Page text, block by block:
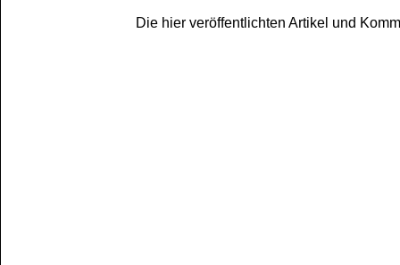
Die hier veröffentlichten Artikel und